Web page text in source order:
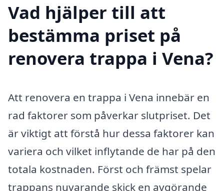
Vad hjälper till att
bestämma priset på
renovera trappa i Vena?
Att renovera en trappa i Vena innebär en
rad faktorer som påverkar slutpriset. Det
är viktigt att förstå hur dessa faktorer kan
variera och vilket inflytande de har på den
totala kostnaden. Först och främst spelar
trappans nuvarande skick en avgörande